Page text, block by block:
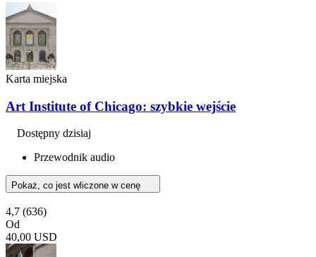
Karta miejska
Art Institute of Chicago: szybkie wejście
Dostępny dzisiaj
Przewodnik audio
Pokaż, co jest wliczone w cenę
4,7 (636)
Od
40,00 USD